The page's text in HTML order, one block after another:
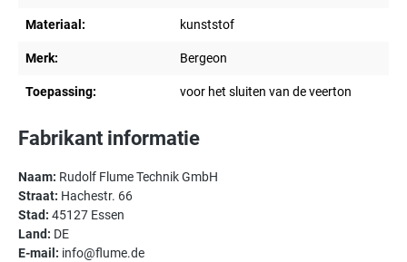
Materiaal: kunststof
Merk: Bergeon
Toepassing: voor het sluiten van de veerton
Fabrikant informatie
Naam: Rudolf Flume Technik GmbH
Straat: Hachestr. 66
Stad: 45127 Essen
Land: DE
E-mail: info@flume.de